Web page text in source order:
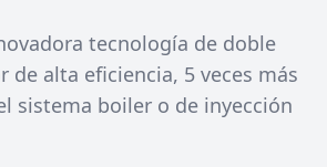
tecnología de doble
de alta eficiencia, 5 veces más
sistema boiler o de inyección